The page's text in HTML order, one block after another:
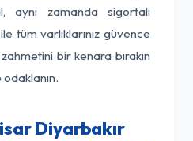
aynı zamanda sigortalı
tüm varlıklarınız güvence
zahmetini bir kenara bırakın
Diyarbakır